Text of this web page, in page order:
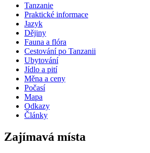
Tanzanie
Praktické informace
Jazyk
Dějiny
Fauna a flóra
Cestování po Tanzanii
Ubytování
Jídlo a pití
Měna a ceny
Počasí
Mapa
Odkazy
Články
Zajímavá místa